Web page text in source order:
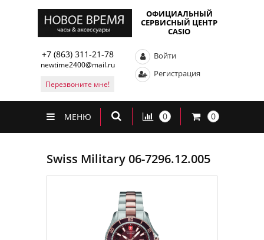
ОФИЦИАЛЬНЫЙ
СЕРВИСНЫЙ ЦЕНТР
CASIO
+7 (863) 311-21-78
newtime2400@mail.ru
Перезвоните мне!
Войти
Регистрация
МЕНЮ 0 0
Swiss Military 06-7296.12.005